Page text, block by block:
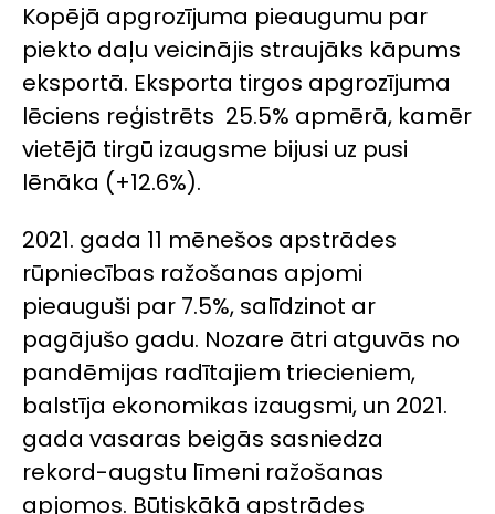
Kopējā apgrozījuma pieaugumu par
piekto daļu veicinājis straujāks kāpums
eksportā. Eksporta tirgos apgrozījuma
lēciens reģistrēts 25.5% apmērā, kamēr
vietējā tirgū izaugsme bijusi uz pusi
lēnāka (+12.6%).
2021. gada 11 mēnešos apstrādes
rūpniecības ražošanas apjomi
pieauguši par 7.5%, salīdzinot ar
pagājušo gadu. Nozare ātri atguvās no
pandēmijas radītajiem triecieniem,
balstīja ekonomikas izaugsmi, un 2021.
gada vasaras beigās sasniedza
rekord-augstu līmeni ražošanas
apjomos. Būtiskākā apstrādes